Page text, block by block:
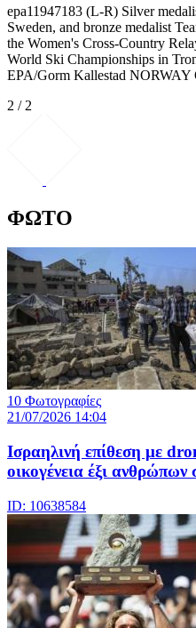
epa11947183 (L-R) Silver
Sweden, and bronze medalist
the Women's Cross-Country
World Ski Championships in
EPA/Gorm Kallestad NORWAY
2 / 2
ΦΩΤΟ
10 Φωτογραφίες
21/07/2026 14:04
Iσραηλινή επίθεση με
οικογένεια έξι
ID: 10638584